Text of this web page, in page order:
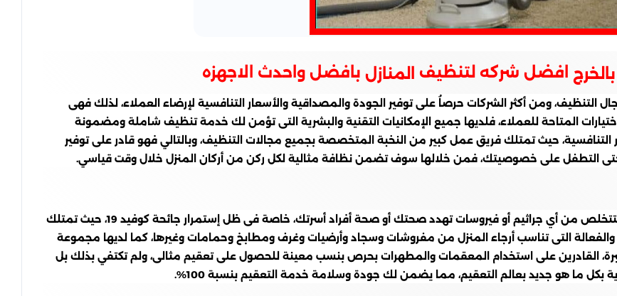
افضل شركه لتنظيف المنازل بافضل واحدث الاجهزه
ومن أكثر الشركات حرصاُ على توفير الجودة والمصداقية والأسعار التنافسية لإرضاء العملاء، لذلك فهى
المتاحة للعملاء، فلديها جميع الإمكانيات التقنية والبشرية التى تؤمن لك خدمة تنظيف شاملة ومضمونة
حيث تمتلك فريق عمل كبير من النخبة المتخصصة بجميع مجالات التنظيف، وبالتالي فهو قادر على توفير
التطفل على خصوصيتك، فمن خلالها سوف تضمن نظافة مثالية لكل ركن من أركان المنزل خلال وقت قياسي.
شركة تعقيم منازل بالخرج تساعدك على تعقيم وتطهير منزلك لتتخلص من أي جراثيم أو فيروسات تهدد صحتك أو صحة أفراد أسرتك، خاصة فى ظل إستمرار جائحة كوفيد 19، حيث تمتلك
التى تناسب أرجاء المنزل من مفروشات وسجاد وأرضيات وغرف ومطابخ وحمامات وغيرها، كما لديها مجموعة
القادرين على استخدام المعقمات والمطهرات بحرص بنسب معينة للحصول على تعقيم مثالى، ولم تكتفي بذلك بل
ما هو جديد بعالم التعقيم، مما يضمن لك جودة وسلامة خدمة التعقيم بنسبة 100%.